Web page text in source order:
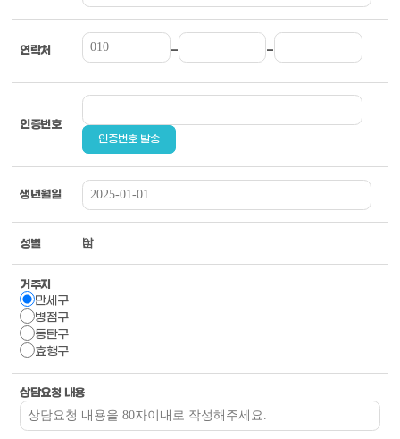
연락처 - -
인증번호
인증번호 발송
생년월일
성별 남
여
거주지
만세구
병점구
동탄구
효행구
상담요청 내용